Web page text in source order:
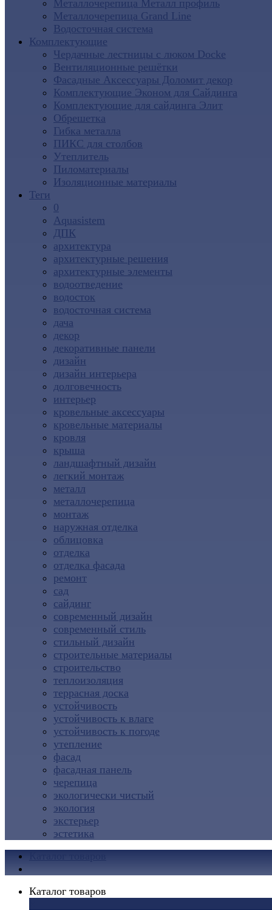
Металлочерепица Металл профиль
Металлочерепица Grand Line
Водосточная система
Комплектующие
Чердачные лестницы с люком Docke
Вентиляционные решётки
Фасадные Аксессуары Доломит декор
Комплектующие Эконом для Сайдинга
Комплектующие для cайдинга Элит
Обрешетка
Гибка металла
ПИКС для столбов
Утеплитель
Пиломатериалы
Изоляционные материалы
Теги
0
Aquasistem
ДПК
архитектура
архитектурные решения
архитектурные элементы
водоотведение
водосток
водосточная система
дача
декор
декоративные панели
дизайн
дизайн интерьера
долговечность
интерьер
кровельные аксессуары
кровельные материалы
кровля
крыша
ландшафтный дизайн
легкий монтаж
металл
металлочерепица
монтаж
наружная отделка
облицовка
отделка
отделка фасада
ремонт
сад
сайдинг
современный дизайн
современный стиль
стильный дизайн
строительные материалы
строительство
теплоизоляция
террасная доска
устойчивость
устойчивость к влаге
устойчивость к погоде
утепление
фасад
фасадная панель
черепица
экологически чистый
экология
экстерьер
эстетика
Каталог товаров